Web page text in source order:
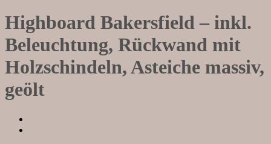
Highboard Bakersfield – inkl.
Beleuchtung, Rückwand mit
Holzschindeln, Asteiche massiv,
geölt